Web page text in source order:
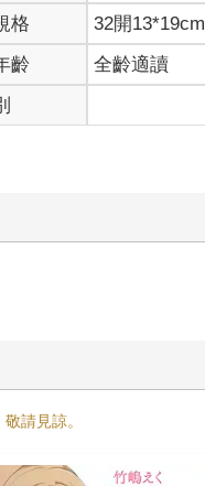
格
32開13*19cm
齡
全齡適讀
請見諒。